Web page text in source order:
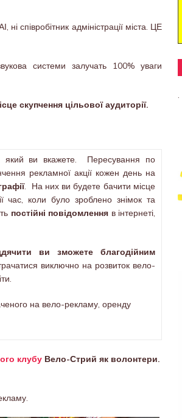
співробітник адміністрації міста. ЦЕ
системи залучать 100% уваги
скупчення цільової аудиторії.
який ви вкажете. Пересування по
рекламної акції кожен день на
. На них ви будете бачити місце
час, коли було зроблено знімок та
постійні повідомлення в інтернеті,
ви зможете благодійним
виключно на розвиток вело-
на вело-рекламу, оренду
клубу Вело-Стрий як волонтери.
.